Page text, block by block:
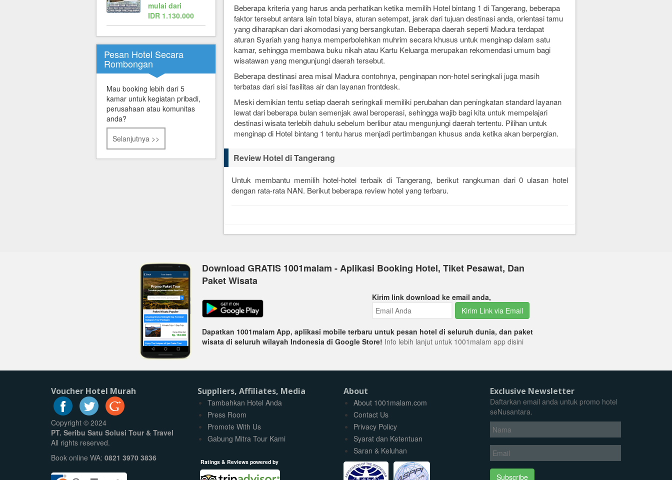
mulai dari
IDR 1.130.000
Pesan Hotel Secara
Rombongan
Mau booking lebih dari 5
kamar untuk kegiatan pribadi,
perusahaan atau komunitas
anda?
Selanjutnya >>
Beberapa kriteria yang harus anda perhatikan ketika memilih Hotel bintang 1 di Tangerang, beberapa
faktor tersebut antara lain total biaya, aturan setempat, jarak dari tujuan destinasi anda, orientasi tamu
yang diharapkan dari akomodasi yang bersangkutan. Beberapa daerah seperti Madura terdapat
aturan Syariah yang hanya memperbolehkan muhrim secara khusus untuk menginap dalam satu
kamar, sehingga membawa buku nikah atau Kartu Keluarga merupakan rekomendasi umum bagi
wisatawan yang mengunjungi daerah tersebut.
Beberapa destinasi area misal Madura contohnya, penginapan non-hotel seringkali juga masih
terbatas dari sisi fasilitas air dan layanan frontdesk.
Meski demikian tentu setiap daerah seringkali memiliki perubahan dan peningkatan standard layanan
lewat dari beberapa bulan semenjak awal beroperasi, sehingga wajib bagi kita untuk mempelajari
destinasi wisata terlebih dahulu sebelum berlibur atau mengunjungi daerah tertentu. Pilihan untuk
menginap di Hotel bintang 1 tentu harus menjadi pertimbangan khusus anda ketika akan berpergian.
Review Hotel di Tangerang
Untuk membantu memilih hotel-hotel terbaik di Tangerang, berikut rangkuman dari0 ulasan hotel
dengan rata-rata NAN. Berikut beberapa review hotel yang terbaru.
Download GRATIS 1001malam - Aplikasi Booking Hotel, Tiket Pesawat, Dan
Paket Wisata
Kirim link download ke email anda,
Kirim Link via Email
Dapatkan 1001malam App, aplikasi mobile terbaru untuk pesan hotel di seluruh dunia, dan paket
wisata di seluruh wilayah Indonesia di Google Store! Info lebih lanjut untuk 1001malam app disini
Voucher Hotel Murah
Copyright © 2024
PT. Seribu Satu Solusi Tour & Travel
All rights reserved.
Book online WA: 0821 3970 3836
Suppliers, Affiliates, Media
Tambahkan Hotel Anda
Press Room
Promote With Us
Gabung Mitra Tour Kami
Ratings & Reviews powered by
About
About 1001malam.com
Contact Us
Privacy Policy
Syarat dan Ketentuan
Saran & Keluhan
Exclusive Newsletter
Daftarkan email anda untuk promo hotel
seNusantara.